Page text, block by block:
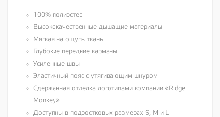
100% полиэстер
Высококачественные дышащие материалы
Мягкая на ощупь ткань
Глубокие передние карманы
Усиленные швы
Эластичный пояс с утягивающим шнуром
Сдержанная отделка логотипами компании «Ridge
Monkey»
Доступны в подростковых размерах S, M и L